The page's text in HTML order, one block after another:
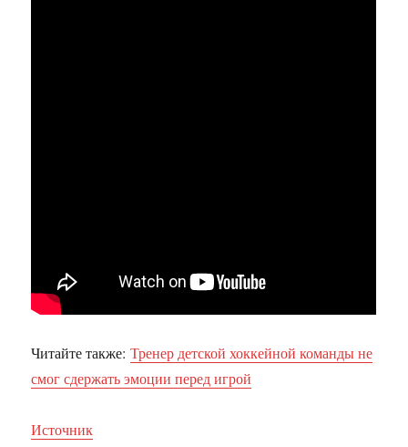
Читайте также:Тренер детской хоккейной команды не
смог сдержать эмоции перед игрой
Источник